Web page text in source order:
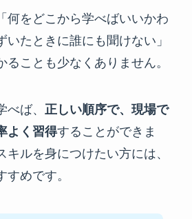
何をどこから学べばいいかわ
いたときに誰にも聞けない」
ることも少なくありません。
ば、 正しい順序で、現場で
よく習得することができま
ルを身につけたい方には、
すめです。